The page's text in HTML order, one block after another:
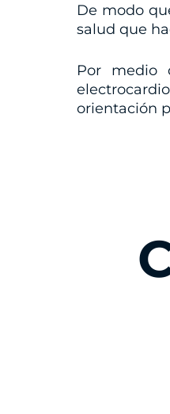
De modo
salud que
Por medio
orientación